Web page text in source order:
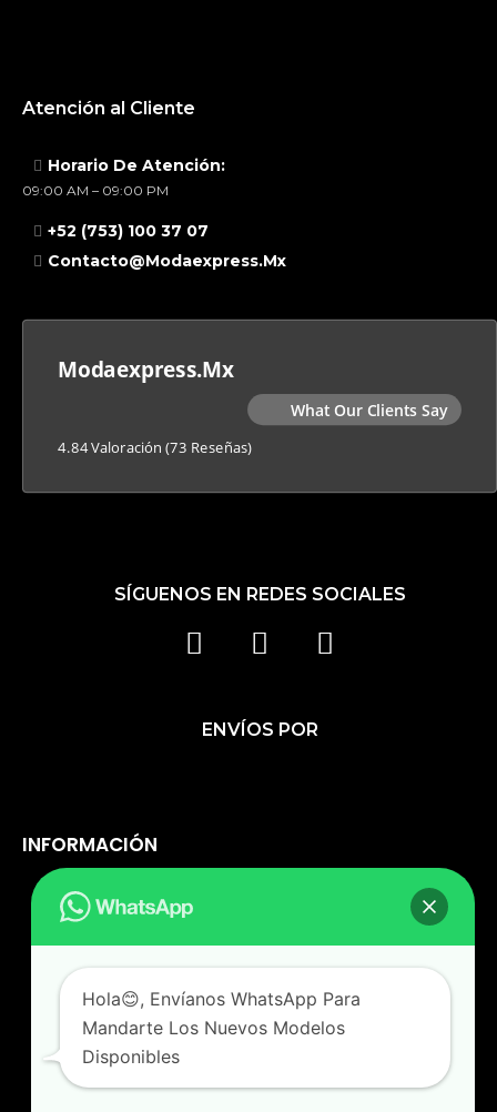
INFORMACIÓN
Política De Privacidad
Cambios Y Devoluciones
Política De Envío
Términos Del Servicio
SÍGUENOS EN REDES SOCIALES
F
C
E
K
I
S
T
A
T
ENVÍOS POR
Atención al Cliente
Horario De Atención:
09:00 AM – 09:00 PM
+52 (753) 100 37 07
Contacto@modaexpress.mx
Modaexpress.mx
What Our Clients Say
4.84 Valoración (73 Reseñas)
Hola😊, Envíanos WhatsApp Para
Mandarte Los Nuevos Modelos
Disponibles